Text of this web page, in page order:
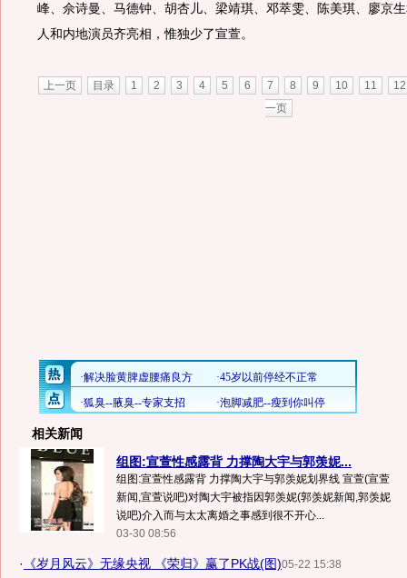
峰、佘诗曼、马德钟、胡杏儿、梁靖琪、邓萃雯、陈美琪、廖京
人和内地演员齐亮相，惟独少了宣萱。
上一页 目录 1 2 3 4 5 6 7 8 9 10 11
12
一页
相关新闻
组图:宣萱性感露背 力撑陶大宇与郭羡妮...
组图:宣萱性感露背 力撑陶大宇与郭羡妮划界线 宣萱(宣萱
新闻,宣萱说吧)对陶大宇被指因郭羡妮(郭羡妮新闻,郭羡妮
说吧)介入而与太太离婚之事感到很不开心...
03-30 08:56
· 《岁月风云》无缘央视 《荣归》赢了PK战(图)05-22 15:38